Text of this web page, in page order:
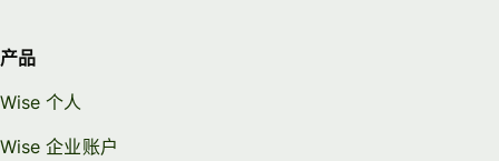
产品
Wise 个人
Wise 企业账户